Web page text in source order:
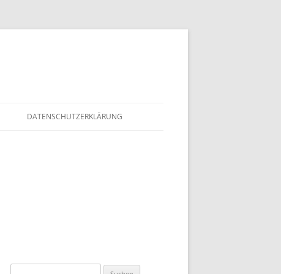
DATENSCHUTZERKLÄRUNG